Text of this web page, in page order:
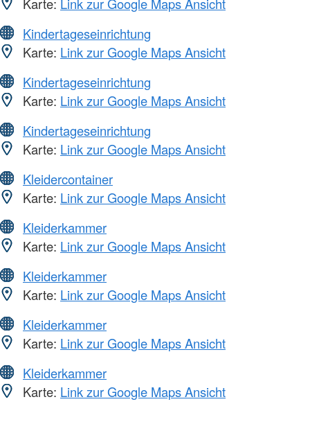
Kindertageseinrichtung
Karte: Link zur Google Maps Ansicht
Kindertageseinrichtung
Karte: Link zur Google Maps Ansicht
Kindertageseinrichtung
Karte: Link zur Google Maps Ansicht
Kleidercontainer
Karte: Link zur Google Maps Ansicht
Kleiderkammer
Karte: Link zur Google Maps Ansicht
Kleiderkammer
Karte: Link zur Google Maps Ansicht
Kleiderkammer
Karte: Link zur Google Maps Ansicht
Kleiderkammer
Karte: Link zur Google Maps Ansicht